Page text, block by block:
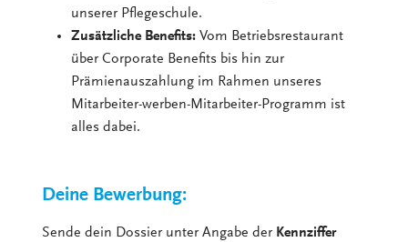
unserer Pflegeschule.
Zusätzliche Benefits: Vom Betriebsrestaurant
über Corporate Benefits bis hin zur
Prämienauszahlung im Rahmen unseres
Mitarbeiter-werben-Mitarbeiter-Programm ist
alles dabei.
Deine Bewerbung:
Sende dein Dossier unter Angabe der Kennziffer